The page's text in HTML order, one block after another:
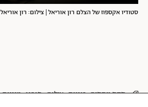
סטודיו אקספוז של הצלם רון אוריאל | צילום: רון אוריאל
סקס ויחסים זוגיות צילום פורנו מיניות